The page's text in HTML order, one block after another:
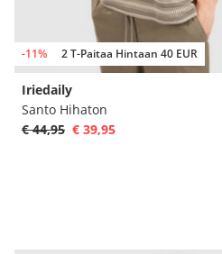
-11% 2 T-Paitaa Hintaan 40 EUR
Iriedaily
Santo Hihaton
€ 44,95 € 39,95